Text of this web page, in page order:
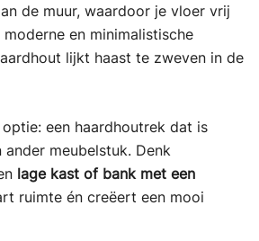
de muur, waardoor je vloer vrij
en minimalistische
lijkt haast te zweven in de
een haardhoutrek dat is
meubelstuk. Denk
lage kast of bank met een
ruimte én creëert een mooi